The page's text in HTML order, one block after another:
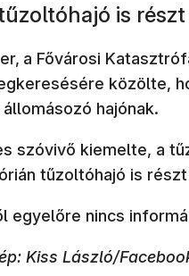
is
a Fővárosi
közölte,
hajónak.
szóvivő kiemelte, a
tűzoltóhajó is
egyelőre nincs
Kiss László/